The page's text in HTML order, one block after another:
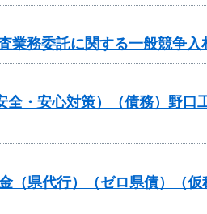
業務委託に関する一般競争入
・安心対策）（債務）野口
県代行）（ゼロ県債）（仮